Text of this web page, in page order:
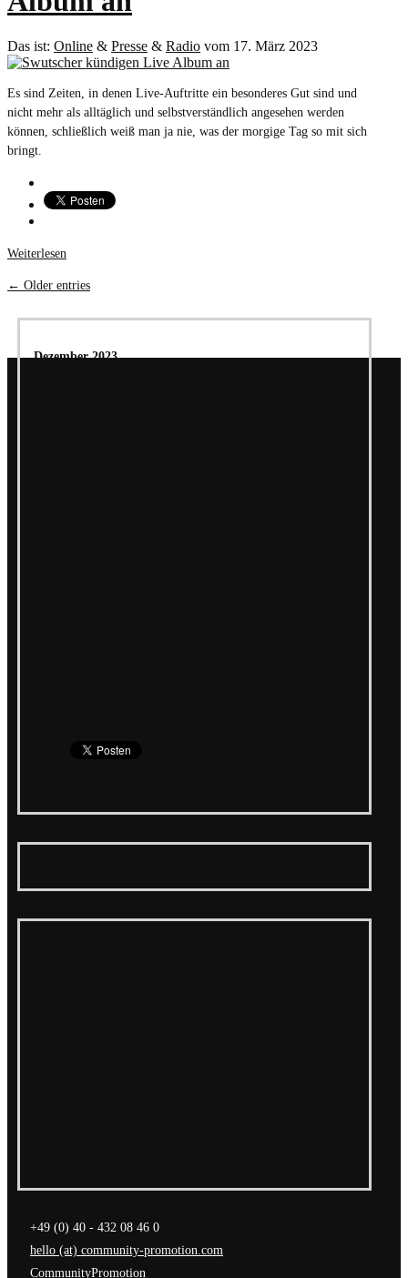
Das ist: Online & Presse & Radio vom 17. März 2023
Es sind Zeiten, in denen Live-Auftritte ein besonderes Gut sind und
nicht mehr als alltäglich und selbstverständlich angesehen werden
können, schließlich weiß man ja nie, was der morgige Tag so mit sich
bringt.
Weiterlesen
← Older entries
Dezember 2023
+49 (0) 40 - 432 08 46 0
hello (at) community-promotion.com
CommunityPromotion